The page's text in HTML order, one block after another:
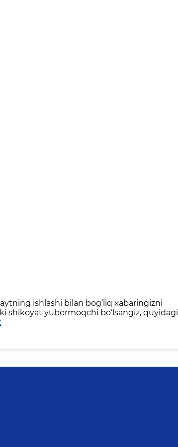
ishlashi bilan bog‘liq xabaringizni
shikoyat yubormoqchi bo‘lsangiz, quyidagi